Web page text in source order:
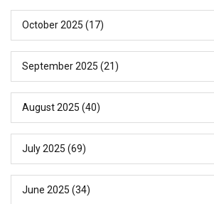
October 2025 (17)
September 2025 (21)
August 2025 (40)
July 2025 (69)
June 2025 (34)